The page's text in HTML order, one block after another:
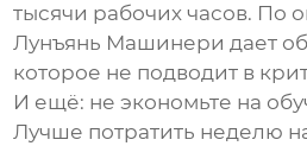
тысячи рабочих часов. По
Лунъянь Машинери дает
которое не подводит в
И ещё: не экономьте на
Лучше потратить неделю